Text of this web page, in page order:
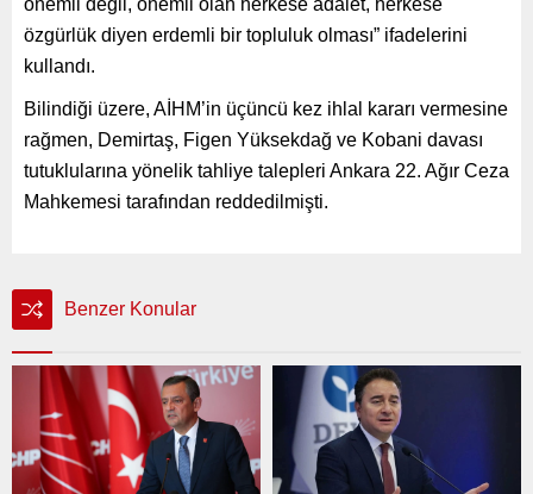
özgürlük diyen erdemli bir topluluk olması” ifadelerini
kullandı.
Bilindiği üzere, AİHM’in üçüncü kez ihlal kararı vermesine
rağmen, Demirtaş, Figen Yüksekdağ ve Kobani davası
tutuklularına yönelik tahliye talepleri Ankara 22. Ağır Ceza
Mahkemesi tarafından reddedilmişti.
Benzer Konular